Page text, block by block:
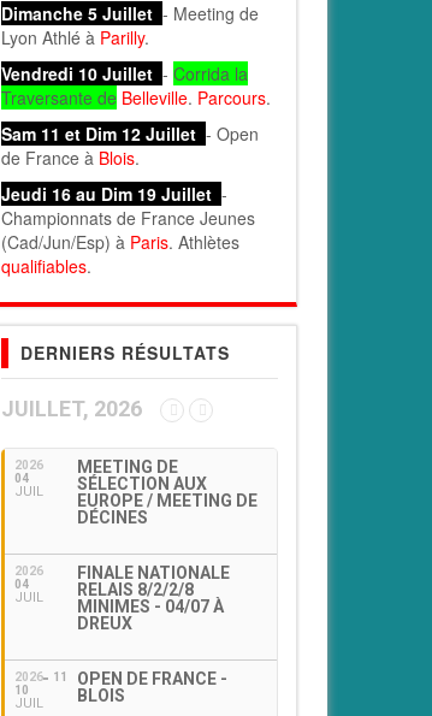
Dimanche 5 Juillet - Meeting de
Lyon Athlé à Parilly.
Vendredi 10 Juillet - Corrida la
Traversante de Belleville. Parcours.
Sam 11 et Dim 12 Juillet - Open
de France à Blois.
Jeudi 16 au Dim 19 Juillet -
Championnats de France Jeunes
(Cad/Jun/Esp) à Paris. Athlètes
qualifiables.
DERNIERS RÉSULTATS
JUILLET, 2026
2026
04
JUIL
MEETING DE
SÉLECTION AUX
EUROPE / MEETING DE
DÉCINES
2026
04
JUIL
FINALE NATIONALE
RELAIS 8/2/2/8
MINIMES - 04/07 À
DREUX
2026
10
JUIL
11
OPEN DE FRANCE -
BLOIS